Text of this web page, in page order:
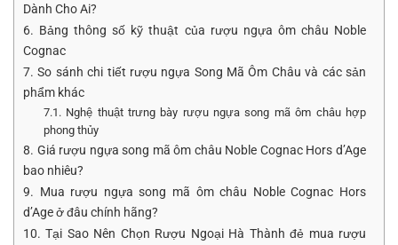
Dành Cho Ai?
6. Bảng thông số kỹ thuật của rượu ngựa ôm châu Noble
Cognac
7. So sánh chi tiết rượu ngựa Song Mã Ôm Châu và các sản
phẩm khác
7.1. Nghệ thuật trưng bày rượu ngựa song mã ôm châu hợp
phong thủy
8. Giá rượu ngựa song mã ôm châu Noble Cognac Hors d’Age
bao nhiêu?
9. Mua rượu ngựa song mã ôm châu Noble Cognac Hors
d’Age ở đâu chính hãng?
10. Tại Sao Nên Chọn Rượu Ngoại Hà Thành đẻ mua rượu